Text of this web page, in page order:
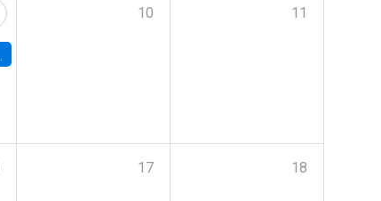
10 11
17 18